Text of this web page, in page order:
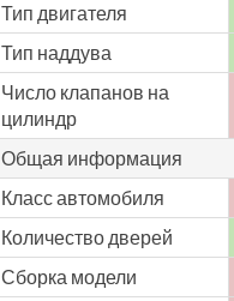
Тип двигателя
Тип наддува
Число клапанов на
цилиндр
Общая информация
Класс автомобиля
Количество дверей
Сборка модели